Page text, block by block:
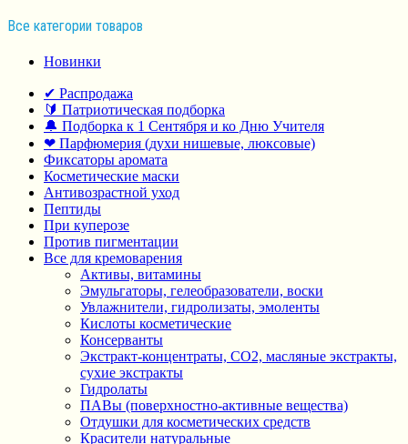
Все категории товаров
Новинки
✔ Распродажа
🔰 Патриотическая подборка
🔔 Подборка к 1 Сентября и ко Дню Учителя
❤ Парфюмерия (духи нишевые, люксовые)
Фиксаторы аромата
Косметические маски
Антивозрастной уход
Пептиды
При куперозе
Против пигментации
Все для кремоварения
Активы, витамины
Эмульгаторы, гелеобразователи, воски
Увлажнители, гидролизаты, эмоленты
Кислоты косметические
Консерванты
Экстракт-концентраты, СО2, масляные экстракты,
сухие экстракты
Гидролаты
ПАВы (поверхностно-активные вещества)
Отдушки для косметических средств
Красители натуральные